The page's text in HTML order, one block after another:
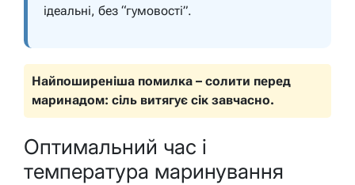
ідеальні, без “гумовості”.
Найпоширеніша помилка – солити перед
маринадом: сіль витягує сік завчасно.
Оптимальний час і
температура маринування